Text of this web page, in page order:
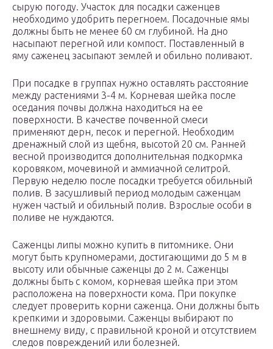
сырую погоду. Участок для посадки саженцев
необходимо удобрить перегноем. Посадочные ямы
должны быть не менее 60 см глубиной. На дно
насыпают перегной или компост. Поставленный в
яму саженец засыпают землей и обильно поливают.
При посадке в группах нужно оставлять расстояние
между растениями 3-4 м. Корневая шейка после
оседания почвы должна находиться на ее
поверхности. В качестве почвенной смеси
применяют дерн, песок и перегной. Необходим
дренажный слой из щебня, высотой 20 см. Ранней
весной производится дополнительная подкормка
коровяком, мочевиной и аммиачной селитрой.
Первую неделю после посадки требуется обильный
полив. В засушливый период молодым саженцам
нужен частый и обильный полив. Взрослые особи в
поливе не нуждаются.
Саженцы липы можно купить в питомнике. Они
могут быть крупномерами, достигающими до 5 м в
высоту или обычные саженцы до 2 м. Саженцы
должны быть с комом, корневая шейка при этом
расположена на поверхности кома. При покупке
следует проверить корни саженца. Они должны быть
крепкими и здоровыми. Саженцы выбирают по
внешнему виду, с правильной кроной и отсутствием
следов повреждений или болезней.